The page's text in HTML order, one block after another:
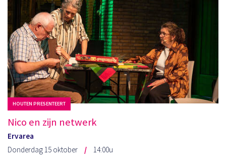
HOUTEN PRESENTEERT
Nico en zijn netwerk
Ervarea
Donderdag 15 oktober
14:00u